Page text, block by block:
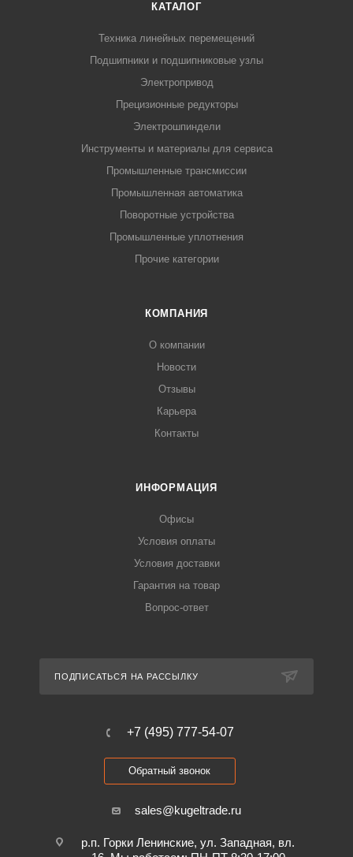
КАТАЛОГ
Техника линейных перемещений
Подшипники и подшипниковые узлы
Электропривод
Прецизионные редукторы
Электрошпиндели
Инструменты и материалы для сервиса
Промышленные трансмиссии
Промышленная автоматика
Поворотные устройства
Промышленные уплотнения
Прочие категории
КОМПАНИЯ
О компании
Новости
Отзывы
Карьера
Контакты
ИНФОРМАЦИЯ
Офисы
Условия оплаты
Условия доставки
Гарантия на товар
Вопрос-ответ
ПОДПИСАТЬСЯ НА РАССЫЛКУ
+7 (495) 777-54-07
Обратный звонок
sales@kugeltrade.ru
р.п. Горки Ленинские, ул. Западная, вл.